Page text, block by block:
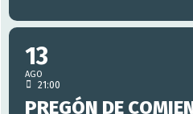
13
AGO
21:00
PREGÓN DE